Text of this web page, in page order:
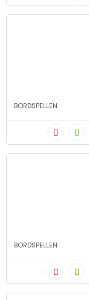
BORDSPELLEN
BORDSPELLEN